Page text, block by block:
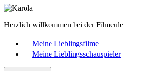
Herzlich willkommen bei der Filmeule
Meine Lieblingsfilme
Meine Lieblingsschauspieler